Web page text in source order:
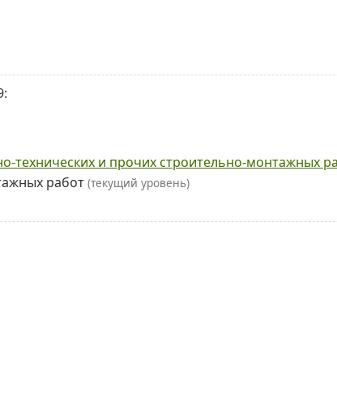
технических и прочих строительно-монтажных
работ (текущий уровень)